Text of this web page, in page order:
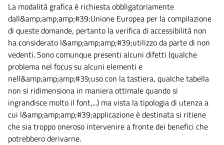
La modalità grafica è richiesta obbligatoriamente
dall&amp;amp;amp;#39;Unione Europea per la compilazione
di queste domande, pertanto la verifica di accessibilità non
ha considerato l&amp;amp;amp;#39;utilizzo da parte di non
vedenti. Sono comunque presenti alcuni difetti (qualche
problema nel focus su alcuni elementi e
nell&amp;amp;amp;#39;uso con la tastiera, qualche tabella
non si ridimensiona in maniera ottimale quando si
ingrandisce molto il font,...) ma vista la tipologia di utenza a
cui l&amp;amp;amp;#39;applicazione è destinata si ritiene
che sia troppo oneroso intervenire a fronte dei benefici che
potrebbero derivarne.